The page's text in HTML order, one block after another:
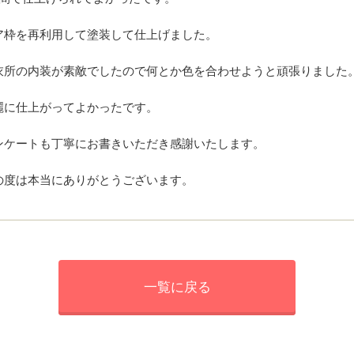
枠を再利用して塗装して仕上げました。
所の内装が素敵でしたので何とか色を合わせようと頑張りました
に仕上がってよかったです。
ケートも丁寧にお書きいただき感謝いたします。
度は本当にありがとうございます。
一覧に戻る